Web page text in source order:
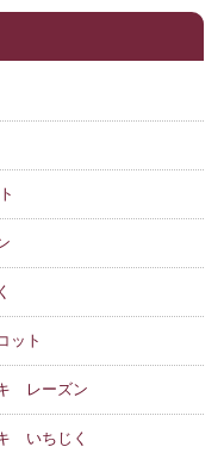
ット
キ レーズン
いちじく